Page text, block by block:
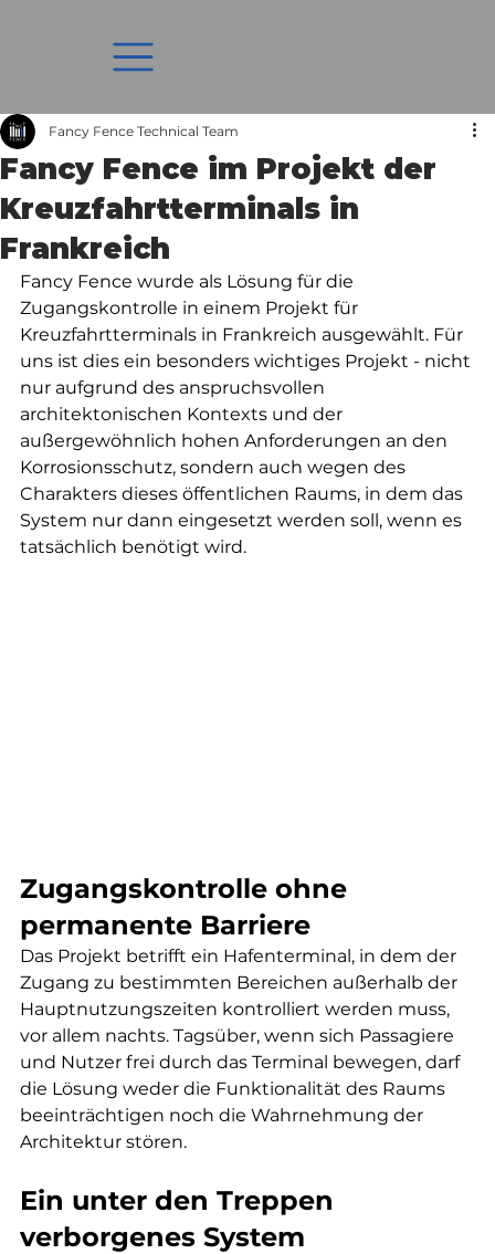
Fancy Fence im Projekt der
Kreuzfahrtterminals in
Frankreich
Fancy Fence Technical Team
Fancy Fence wurde als Lösung für die
Zugangskontrolle in einem Projekt für
Kreuzfahrtterminals in Frankreich ausgewählt. Für
uns ist dies ein besonders wichtiges Projekt - nicht
nur aufgrund des anspruchsvollen
architektonischen Kontexts und der
außergewöhnlich hohen Anforderungen an den
Korrosionsschutz, sondern auch wegen des
Charakters dieses öffentlichen Raums, in dem das
System nur dann eingesetzt werden soll, wenn es
tatsächlich benötigt wird.
Zugangskontrolle ohne
permanente Barriere
Das Projekt betrifft ein Hafenterminal, in dem der
Zugang zu bestimmten Bereichen außerhalb der
Hauptnutzungszeiten kontrolliert werden muss,
vor allem nachts. Tagsüber, wenn sich Passagiere
und Nutzer frei durch das Terminal bewegen, darf
die Lösung weder die Funktionalität des Raums
beeinträchtigen noch die Wahrnehmung der
Architektur stören.
Ein unter den Treppen
verborgenes System